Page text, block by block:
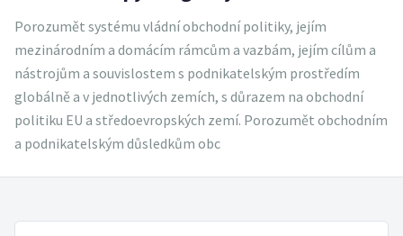
Porozumět systému vládní obchodní politiky, jejím
mezinárodním a domácím rámcům a vazbám, jejím cílům a
nástrojům a souvislostem s podnikatelským prostředím
globálně a v jednotlivých zemích, s důrazem na obchodní
politiku EU a středoevropských zemí. Porozumět obchodním
a podnikatelským důsledkům obc